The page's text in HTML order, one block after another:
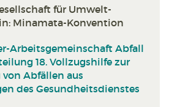
für Umwelt-
Minamata-Konvention
Arbeitsgemeinschaft Abfall
18. Vollzugshilfe zur
Abfällen aus
des Gesundheitsdienstes